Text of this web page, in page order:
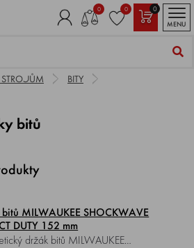
0 0
0
MENU
STROJŮM
BITY
bitů
MILWAUKEE SHOCKWAVE
DUTY 152 mm
držák bitů MILWAUKEE